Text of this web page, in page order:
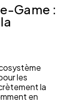
Game :
les
la
en